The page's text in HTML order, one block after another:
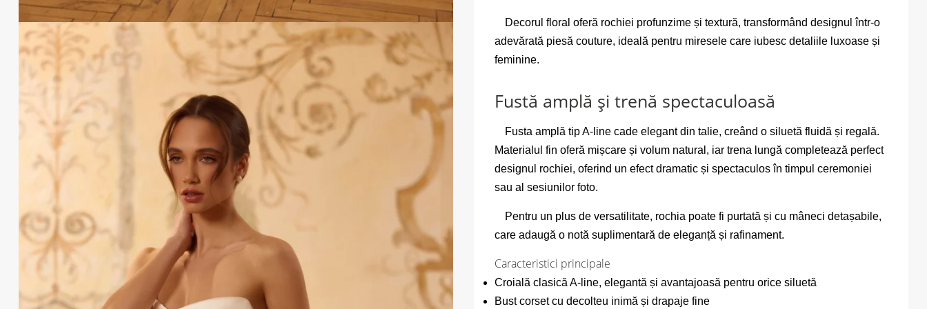
Decorul floral oferă rochiei profunzime și textură, transformând designul într-o
adevărată piesă couture, ideală pentru miresele care iubesc detaliile luxoase și
feminine.
Fustă amplă și trenă spectaculoasă
Fusta amplă tip A-line cade elegant din talie, creând o siluetă fluidă și regală.
Materialul fin oferă mișcare și volum natural, iar trena lungă completează perfect
designul rochiei, oferind un efect dramatic și spectaculos în timpul ceremoniei
sau al sesiunilor foto.
Pentru un plus de versatilitate, rochia poate fi purtată și cu mâneci detașabile,
care adaugă o notă suplimentară de eleganță și rafinament.
Caracteristici principale
Croială clasică A-line, elegantă și avantajoasă pentru orice siluetă
Bust corset cu decolteu inimă și drapaje fine